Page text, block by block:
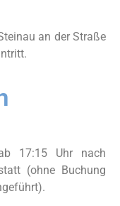
an der Straße
17:15 Uhr nach
(ohne Buchung